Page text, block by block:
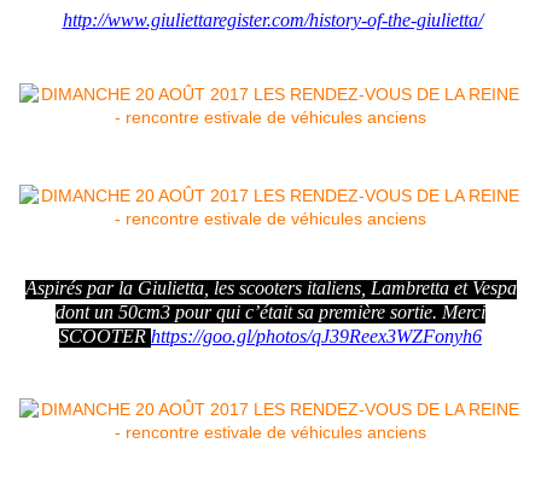
http://www.giuliettaregister.com/history-of-the-giulietta/
Aspirés par la Giulietta, les scooters italiens, Lambretta et Vespa
dont un 50cm3 pour qui c’était sa première sortie. Merci
SCOOTER https://goo.gl/photos/qJ39Reex3WZFonyh6